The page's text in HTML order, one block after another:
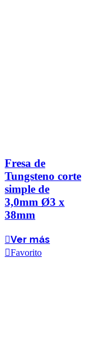
Fresa de
Tungsteno corte
simple de
3,0mm Ø3 x
38mm
Ver más
Favorito